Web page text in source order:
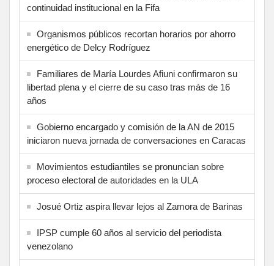
continuidad institucional en la Fifa
Organismos públicos recortan horarios por ahorro
energético de Delcy Rodríguez
Familiares de María Lourdes Afiuni confirmaron su
libertad plena y el cierre de su caso tras más de 16
años
Gobierno encargado y comisión de la AN de 2015
iniciaron nueva jornada de conversaciones en Caracas
Movimientos estudiantiles se pronuncian sobre
proceso electoral de autoridades en la ULA
Josué Ortiz aspira llevar lejos al Zamora de Barinas
IPSP cumple 60 años al servicio del periodista
venezolano